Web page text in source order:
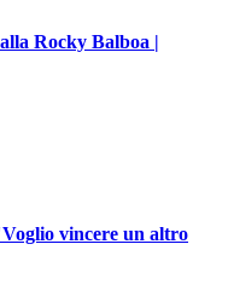
Rocky Balboa |
vincere un altro